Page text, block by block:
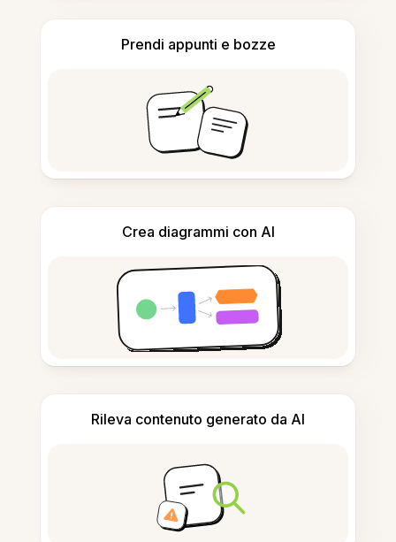
Prendi appunti e bozze
Crea diagrammi con AI
Rileva contenuto generato da AI